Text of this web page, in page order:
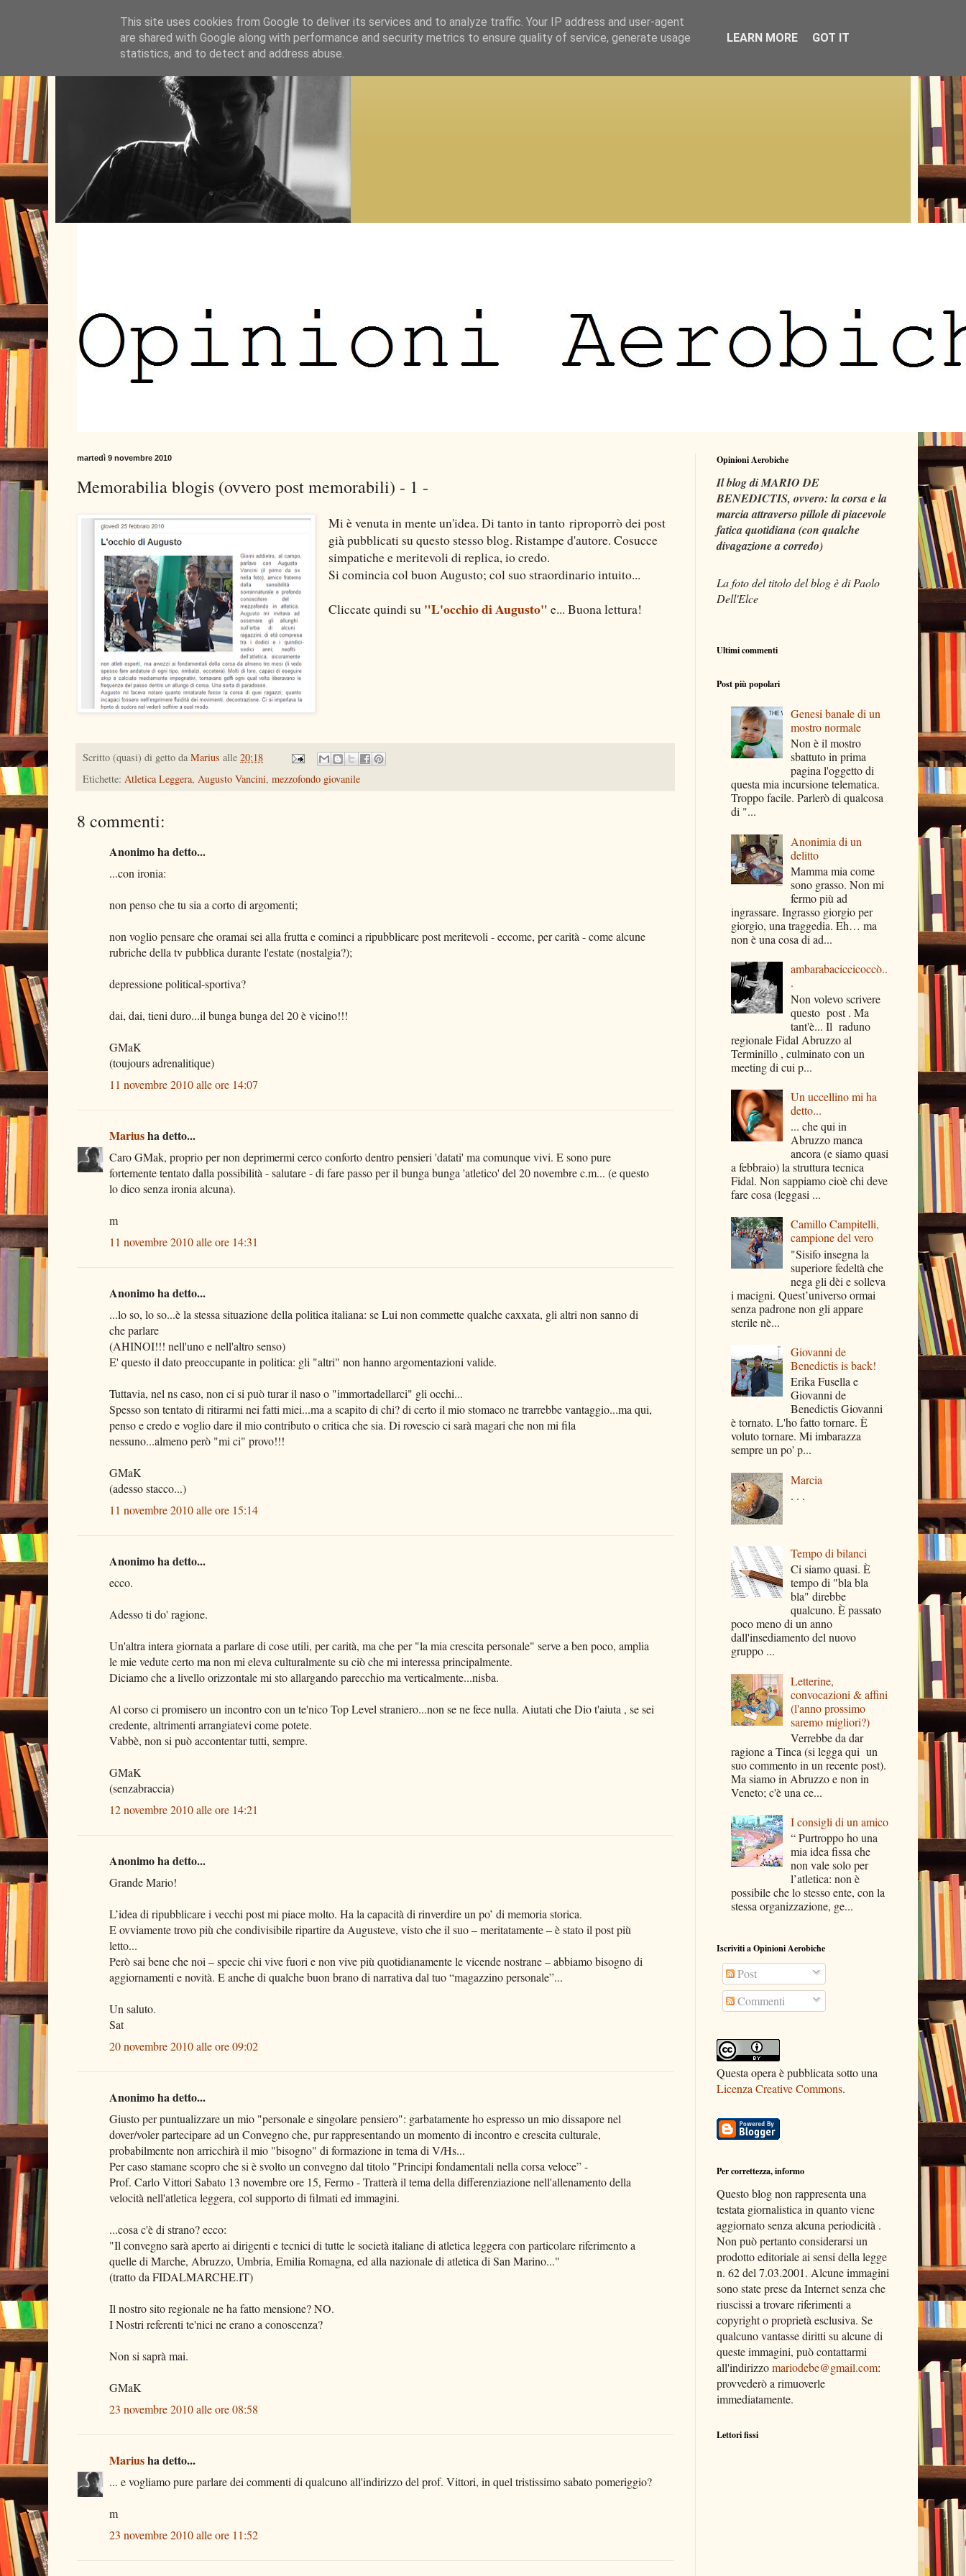
martedì 9 novembre 2010
Memorabilia blogis (ovvero post memorabili) - 1 -
Mi è venuta in mente un'idea. Di tanto in tanto riproporrò dei post
già pubblicati su questo stesso blog. Ristampe d'autore. Cosucce
simpatiche e meritevoli di replica, io credo.
Si comincia col buon Augusto; col suo straordinario intuito...
Cliccate quindi su "L'occhio di Augusto" e... Buona lettura!
Scritto (quasi) di getto da Marius alle 20:18
Etichette: Atletica Leggera, Augusto Vancini, mezzofondo giovanile
8 commenti:
Anonimo ha detto...
...con ironia:
non penso che tu sia a corto di argomenti;
non voglio pensare che oramai sei alla frutta e cominci a ripubblicare post meritevoli - eccome, per carità - come alcune
rubriche della tv pubblica durante l'estate (nostalgia?);
depressione political-sportiva?
dai, dai, tieni duro...il bunga bunga del 20 è vicino!!!
GMaK
(toujours adrenalitique)
11 novembre 2010 alle ore 14:07
Mariusha detto...
Caro GMak, proprio per non deprimermi cerco conforto dentro pensieri 'datati' ma comunque vivi. E sono pure
fortemente tentato dalla possibilità - salutare - di fare passo per il bunga bunga 'atletico' del 20 novembre c.m... (e questo
lo dico senza ironia alcuna).
m
11 novembre 2010 alle ore 14:31
Anonimo ha detto...
...lo so, lo so...è la stessa situazione della politica italiana: se Lui non commette qualche caxxata, gli altri non sanno di
che parlare
(AHINOI!!! nell'uno e nell'altro senso)
E' questo il dato preoccupante in politica: gli "altri" non hanno argomentazioni valide.
Tuttavia, nel ns caso, non ci si può turar il naso o "immortadellarci" gli occhi...
Spesso son tentato di ritirarmi nei fatti miei...ma a scapito di chi? di certo il mio stomaco ne trarrebbe vantaggio...ma qui,
penso e credo e voglio dare il mio contributo o critica che sia. Di rovescio ci sarà magari che non mi fila
nessuno...almeno però "mi ci" provo!!!
GMaK
(adesso stacco...)
11 novembre 2010 alle ore 15:14
Anonimo ha detto...
ecco.
Adesso ti do' ragione.
Un'altra intera giornata a parlare di cose utili, per carità, ma che per "la mia crescita personale" serve a ben poco, amplia
le mie vedute certo ma non mi eleva culturalmente su ciò che mi interessa principalmente.
Diciamo che a livello orizzontale mi sto allargando parecchio ma verticalmente...nisba.
Al corso ci promisero un incontro con un te'nico Top Level straniero...non se ne fece nulla. Aiutati che Dio t'aiuta , se sei
credente, altrimenti arrangiatevi come potete.
Vabbè, non si può accontentar tutti, sempre.
GMaK
(senzabraccia)
12 novembre 2010 alle ore 14:21
Anonimo ha detto...
Grande Mario!
L’idea di ripubblicare i vecchi post mi piace molto. Ha la capacità di rinverdire un po’ di memoria storica.
E ovviamente trovo più che condivisibile ripartire da Augusteve, visto che il suo – meritatamente – è stato il post più
letto...
Però sai bene che noi – specie chi vive fuori e non vive più quotidianamente le vicende nostrane – abbiamo bisogno di
aggiornamenti e novità. E anche di qualche buon brano di narrativa dal tuo “magazzino personale”...
Un saluto.
Sat
20 novembre 2010 alle ore 09:02
Anonimo ha detto...
Giusto per puntualizzare un mio "personale e singolare pensiero": garbatamente ho espresso un mio dissapore nel
dover/voler partecipare ad un Convegno che, pur rappresentando un momento di incontro e crescita culturale,
probabilmente non arricchirà il mio "bisogno" di formazione in tema di V/Hs...
Per caso stamane scopro che si è svolto un convegno dal titolo "Principi fondamentali nella corsa veloce” -
Prof. Carlo Vittori Sabato 13 novembre ore 15, Fermo - Tratterà il tema della differenziazione nell'allenamento della
velocità nell'atletica leggera, col supporto di filmati ed immagini.
...cosa c'è di strano? ecco:
"Il convegno sarà aperto ai dirigenti e tecnici di tutte le società italiane di atletica leggera con particolare riferimento a
quelle di Marche, Abruzzo, Umbria, Emilia Romagna, ed alla nazionale di atletica di San Marino..."
(tratto da FIDALMARCHE.IT)
Il nostro sito regionale ne ha fatto mensione? NO.
I Nostri referenti te'nici ne erano a conoscenza?
Non si saprà mai.
GMaK
23 novembre 2010 alle ore 08:58
Mariusha detto...
... e vogliamo pure parlare dei commenti di qualcuno all'indirizzo del prof. Vittori, in quel tristissimo sabato pomeriggio?
m
23 novembre 2010 alle ore 11:52
Opinioni Aerobiche
Il blog di MARIO DE
BENEDICTIS, ovvero: la corsa e la
marcia attraverso pillole di piacevole
fatica quotidiana (con qualche
divagazione a corredo)
La foto del titolo del blog è di Paolo
Dell'Elce
Ultimi commenti
Post più popolari
Genesi banale di un
mostro normale
Non è il mostro
sbattuto in prima
pagina l'oggetto di
questa mia incursione telematica.
Troppo facile. Parlerò di qualcosa
di "...
Anonimia di un
delitto
Mamma mia come
sono grasso. Non mi
fermo più ad
ingrassare. Ingrasso giorgio per
giorgio, una traggedia. Eh… ma
non è una cosa di ad...
ambarabaciccicoccò..
.
Non volevo scrivere
questo post . Ma
tant'è... Il raduno
regionale Fidal Abruzzo al
Terminillo , culminato con un
meeting di cui p...
Un uccellino mi ha
detto...
... che qui in
Abruzzo manca
ancora (e siamo quasi
a febbraio) la struttura tecnica
Fidal. Non sappiamo cioè chi deve
fare cosa (leggasi ...
Camillo Campitelli,
campione del vero
"Sisifo insegna la
superiore fedeltà che
nega gli dèi e solleva
i macigni. Quest’universo ormai
senza padrone non gli appare
sterile nè...
Giovanni de
Benedictis is back!
Erika Fusella e
Giovanni de
Benedictis Giovanni
è tornato. L'ho fatto tornare. È
voluto tornare. Mi imbarazza
sempre un po' p...
Marcia
. . .
Tempo di bilanci
Ci siamo quasi. È
tempo di "bla bla
bla" direbbe
qualcuno. È passato
poco meno di un anno
dall'insediamento del nuovo
gruppo ...
Letterine,
convocazioni & affini
(l'anno prossimo
saremo migliori?)
Verrebbe da dar
ragione a Tinca (si legga qui un
suo commento in un recente post).
Ma siamo in Abruzzo e non in
Veneto; c'è una ce...
I consigli di un amico
“ Purtroppo ho una
mia idea fissa che
non vale solo per
l’atletica: non è
possibile che lo stesso ente, con la
stessa organizzazione, ge...
Iscriviti a Opinioni Aerobiche
Post
Commenti
Questa opera è pubblicata sotto una
Licenza Creative Commons.
Per correttezza, informo
Questo blog non rappresenta una
testata giornalistica in quanto viene
aggiornato senza alcuna periodicità .
Non può pertanto considerarsi un
prodotto editoriale ai sensi della legge
n. 62 del 7.03.2001. Alcune immagini
sono state prese da Internet senza che
riuscissi a trovare riferimenti a
copyright o proprietà esclusiva. Se
qualcuno vantasse diritti su alcune di
queste immagini, può contattarmi
all'indirizzomariodebe@gmail.com:
provvederò a rimuoverle
immediatamente.
Lettori fissi
This site uses cookies from Google to deliver its services and to analyze traffic. Your IP address and user-agent
are shared with Google along with performance and security metrics to ensure quality of service, generate usage
statistics, and to detect and address abuse.
LEARN MORE GOT IT